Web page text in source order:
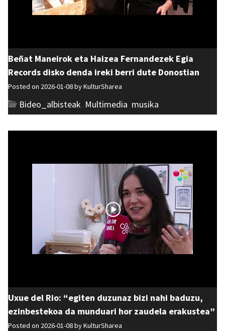
Beñat Maneirok eta Haizea Fernandezek Egia
Records disko denda ireki berri dute Donostian
Posted on 2026-01-08 byKulturSharea
Bideo_albisteak Multimedia musika
Uxue del Rio: “egiten duzunaz bizi nahi baduzu,
ezinbestekoa da munduari hor zaudela erakustea”
Posted on 2026-01-08 byKulturSharea